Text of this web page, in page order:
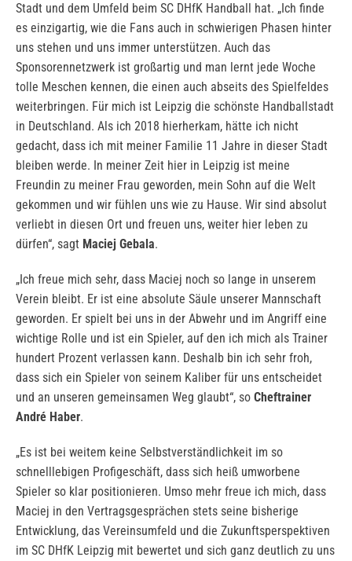
Stadt und dem Umfeld beim SC DHfK Handball hat. „Ich finde
es einzigartig, wie die Fans auch in schwierigen Phasen hinter
uns stehen und uns immer unterstützen. Auch das
Sponsorennetzwerk ist großartig und man lernt jede Woche
tolle Meschen kennen, die einen auch abseits des Spielfeldes
weiterbringen. Für mich ist Leipzig die schönste Handballstadt
in Deutschland. Als ich 2018 hierherkam, hätte ich nicht
gedacht, dass ich mit meiner Familie 11 Jahre in dieser Stadt
bleiben werde. In meiner Zeit hier in Leipzig ist meine
Freundin zu meiner Frau geworden, mein Sohn auf die Welt
gekommen und wir fühlen uns wie zu Hause. Wir sind absolut
verliebt in diesen Ort und freuen uns, weiter hier leben zu
dürfen“, sagt Maciej Gebala.
„Ich freue mich sehr, dass Maciej noch so lange in unserem
Verein bleibt. Er ist eine absolute Säule unserer Mannschaft
geworden. Er spielt bei uns in der Abwehr und im Angriff eine
wichtige Rolle und ist ein Spieler, auf den ich mich als Trainer
hundert Prozent verlassen kann. Deshalb bin ich sehr froh,
dass sich ein Spieler von seinem Kaliber für uns entscheidet
und an unseren gemeinsamen Weg glaubt“, so Cheftrainer
André Haber.
„Es ist bei weitem keine Selbstverständlichkeit im so
schnelllebigen Profigeschäft, dass sich heiß umworbene
Spieler so klar positionieren. Umso mehr freue ich mich, dass
Maciej in den Vertragsgesprächen stets seine bisherige
Entwicklung, das Vereinsumfeld und die Zukunftsperspektiven
im SC DHfK Leipzig mit bewertet und sich ganz deutlich zu uns